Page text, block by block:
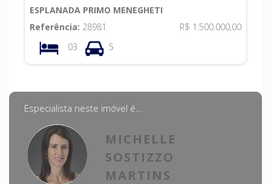
ESPLANADA PRIMO MENEGHETI
Referência: 28981
R$ 1.500.000,00
03
5
Especialista neste imóvel é...
MICHELLE
SOSTIZZO
MARTINS